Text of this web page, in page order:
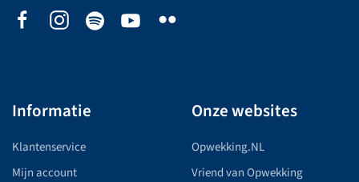
Informatie
Klantenservice
Mijn account
Onze websites
Opwekking.NL
Vriend van Opwekking